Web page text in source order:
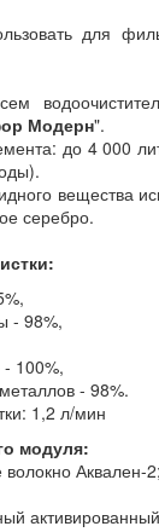
для
Модерн".
до 4 000
вещества
серебро.
- 98%,
- 100%,
- 98%.
1,2 л/мин
модуля:
Аквален-2;